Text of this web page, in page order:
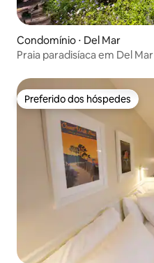
Condomínio ⋅ Del Mar
Praia paradisíaca em Del Mar
Preferido dos hóspedes
Preferido dos hóspedes